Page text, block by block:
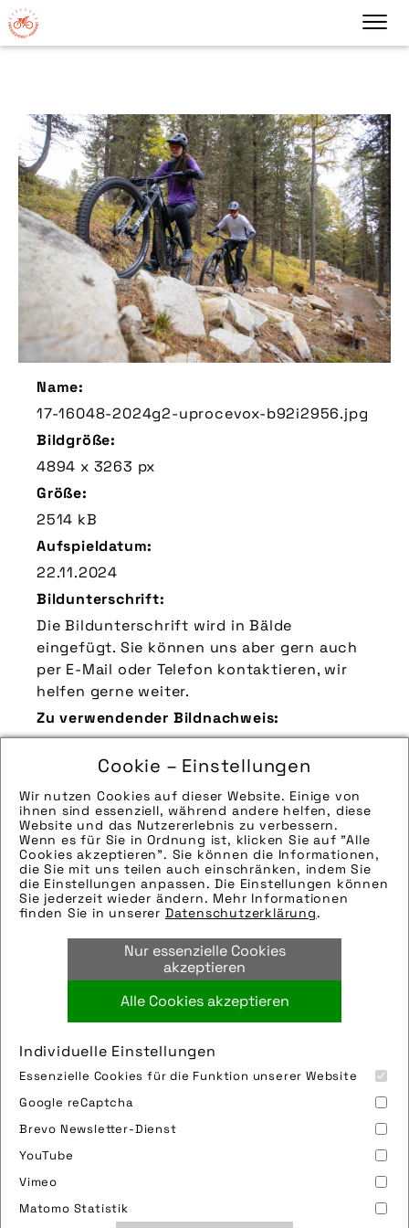
Cookie – Einstellungen
Wir nutzen Cookies auf dieser Website. Einige von
ihnen sind essenziell, während andere helfen, diese
Website und das Nutzererlebnis zu verbessern.
Wenn es für Sie in Ordnung ist, klicken Sie auf "Alle
Cookies akzeptieren". Sie können die Informationen,
die Sie mit uns teilen auch einschränken, indem Sie
die Einstellungen anpassen. Die Einstellungen können
Sie jederzeit wieder ändern. Mehr Informationen
finden Sie in unserer Datenschutzerklärung.
Nur essenzielle Cookies
akzeptieren
Alle Cookies akzeptieren
Individuelle Einstellungen
Essenzielle Cookies für die Funktion unserer Website
Google reCaptcha
Brevo Newsletter-Dienst
YouTube
Vimeo
Matomo Statistik
Name:
17-16048-2024g2-uprocevox-b92i2956.jpg
Bildgröße:
4894 x 3263 px
Größe:
2514 kB
Aufspieldatum:
22.11.2024
Bildunterschrift:
Die Bildunterschrift wird in Bälde
eingefügt. Sie können uns aber gern auch
per E-Mail oder Telefon kontaktieren, wir
helfen gerne weiter.
Zu verwendender Bildnachweis:
Quelle/Source: „www.flyer-bikes.com | pd-
Technik-Info:
Hinweise zur weiteren Recherche:
Modellname: Uproc EVO:X
Hersteller: Flyer
Tags:
bäume ,e-bike,e-mountainbike,fahrrad
flyer,flyer ag,mountainbike,natur,
pedelec,uphill,wald
Bild downloaden
Nutzungsbedingungen
Datenschutz